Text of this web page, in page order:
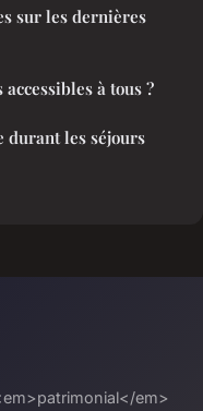
sur les dernières
à tous ?
durant les séjours
em>